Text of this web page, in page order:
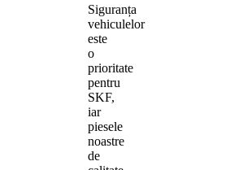
Siguranța
vehiculelor
este
o
prioritate
pentru
SKF,
iar
piesele
noastre
de